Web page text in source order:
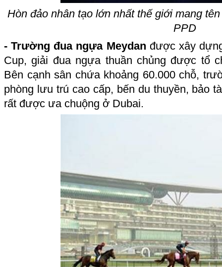
Hòn đảo nhân tạo lớn nhất thế giới mang
PPD
- Trường đua ngựa Meydan được xây
Cup, giải đua ngựa thuần chủng được tổ
Bên cạnh sân chứa khoảng 60.000 chỗ,
phòng lưu trú cao cấp, bến du thuyền, bảo
rất được ưa chuộng ở Dubai.